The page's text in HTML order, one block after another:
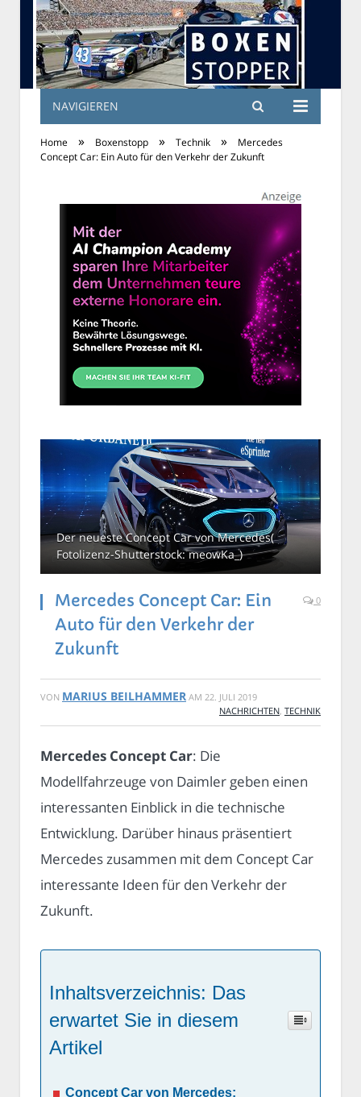
NAVIGIEREN
Home » Boxenstopp » Technik »
Mercedes
Concept Car: Ein Auto für den Verkehr der Zukunft
Der neueste Concept Car von Mercedes(
Fotolizenz-Shutterstock: meowKa_)
Mercedes Concept Car: Ein
Auto für den Verkehr der
Zukunft
0
VON MARIUS BEILHAMMER AM 22. JULI 2019
NACHRICHTEN TECHNIK
Mercedes Concept Car: Die
Modellfahrzeuge von Daimler geben einen
interessanten Einblick in die technische
Entwicklung. Darüber hinaus präsentiert
Mercedes zusammen mit dem Concept Car
interessante Ideen für den Verkehr der
Zukunft.
Inhaltsverzeichnis: Das
erwartet Sie in diesem
Artikel
Concept Car von Mercedes: